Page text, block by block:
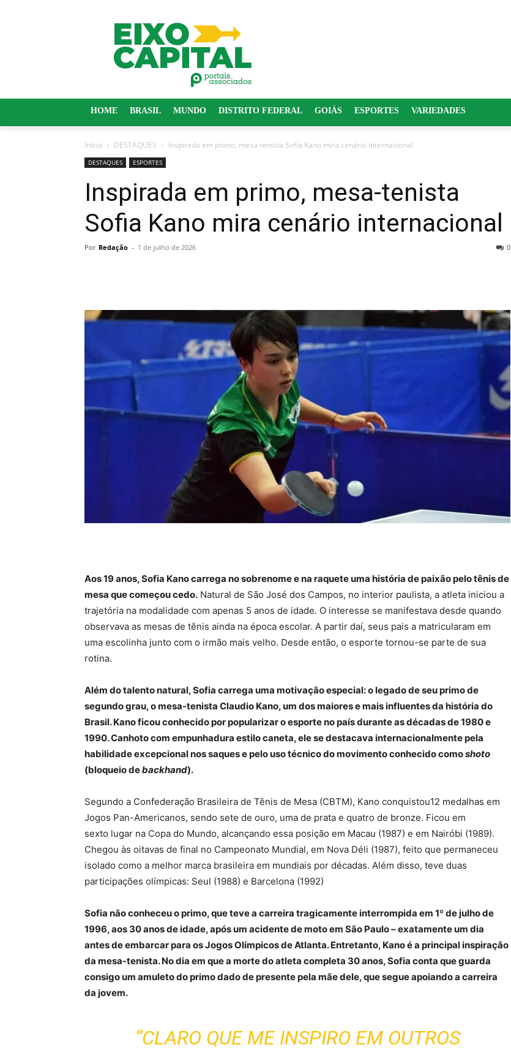
HOME BRASIL MUNDO DISTRITO FEDERAL GOIÁS ESPORTES VARIEDADES
Início DESTAQUES Inspirada em primo, mesa-tenista Sofia Kano mira cenário internacional
DESTAQUES ESPORTES
Inspirada em primo, mesa-tenista
Sofia Kano mira cenário internacional
Por Redação - 1 de julho de 2026 0
Aos 19 anos, Sofia Kano carrega no sobrenome e na raquete uma história de paixão pelo tênis de
mesa que começou cedo. Natural de São José dos Campos, no interior paulista, a atleta iniciou a
trajetória na modalidade com apenas 5 anos de idade. O interesse se manifestava desde quando
observava as mesas de tênis ainda na época escolar. A partir daí, seus pais a matricularam em
uma escolinha junto com o irmão mais velho. Desde então, o esporte tornou-se parte de sua
rotina.
Além do talento natural, Sofia carrega uma motivação especial: o legado de seu primo de
segundo grau, o mesa-tenista Claudio Kano, um dos maiores e mais influentes da história do
Brasil. Kano ficou conhecido por popularizar o esporte no país durante as décadas de 1980 e
1990. Canhoto com empunhadura estilo caneta, ele se destacava internacionalmente pela
habilidade excepcional nos saques e pelo uso técnico do movimento conhecido comoshoto
(bloqueio debackhand).
Segundo a Confederação Brasileira de Tênis de Mesa (CBTM), Kano conquistou12 medalhas em
Jogos Pan-Americanos, sendo sete de ouro, uma de prata e quatro de bronze. Ficou em
sexto lugar na Copa do Mundo, alcançando essa posição em Macau (1987) e em Nairóbi (1989).
Chegou às oitavas de final no Campeonato Mundial, em Nova Déli (1987), feito que permaneceu
isolado como a melhor marca brasileira em mundiais por décadas. Além disso, teve duas
participações olímpicas: Seul (1988) e Barcelona (1992)
Sofia não conheceu o primo, que teve a carreira tragicamente interrompida em 1º de julho de
1996, aos 30 anos de idade, após um acidente de moto em São Paulo – exatamente um dia
antes de embarcar para os Jogos Olímpicos de Atlanta. Entretanto, Kano é a principal inspiração
da mesa-tenista. No dia em que a morte do atleta completa 30 anos, Sofia conta que guarda
consigo um amuleto do primo dado de presente pela mãe dele, que segue apoiando a carreira
da jovem.
“CLARO QUE ME INSPIRO EM OUTROS